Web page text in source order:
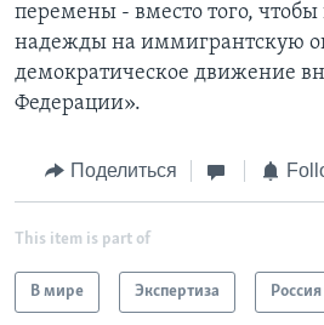
перемены - вместо того, чтобы
надежды на иммигрантскую
демократическое движение
Федерации».
Поделиться
This item is part of
В мире Экспертиза Россия